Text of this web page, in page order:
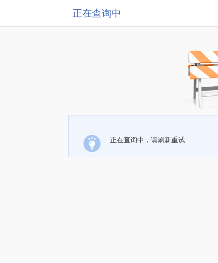
正在查询中
正在查询中，请刷新重试